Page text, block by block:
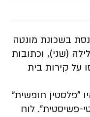
בשכונת מונטה
(שני), וכתובות
על קירות בית
"פלסטין חופשית"
פשיסטית". לוח